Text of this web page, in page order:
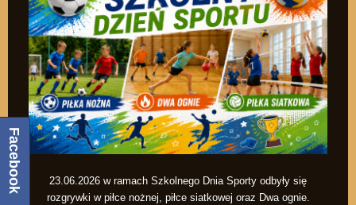
23.06.2026 w ramach Szkolnego Dnia Sporty odbyły się
rozgrywki w piłce nożnej, piłce siatkowej oraz Dwa ognie.
Facebook